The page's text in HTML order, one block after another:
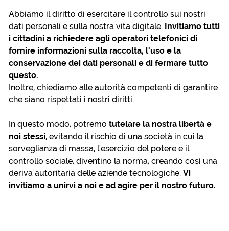
Abbiamo il diritto di esercitare il controllo sui nostri
dati personali e sulla nostra vita digitale. Invitiamo tutti
i cittadini a richiedere agli operatori telefonici di
fornire informazioni sulla raccolta, l'uso e la
conservazione dei dati personali e di fermare tutto
questo.
Inoltre, chiediamo alle autorità competenti di garantire
che siano rispettati i nostri diritti.
In questo modo, potremo tutelare la nostra libertà e
noi stessi, evitando il rischio di una società in cui la
sorveglianza di massa, l'esercizio del potere e il
controllo sociale, diventino la norma, creando così una
deriva autoritaria delle aziende tecnologiche. Vi
invitiamo a unirvi a noi e ad agire per il nostro futuro.